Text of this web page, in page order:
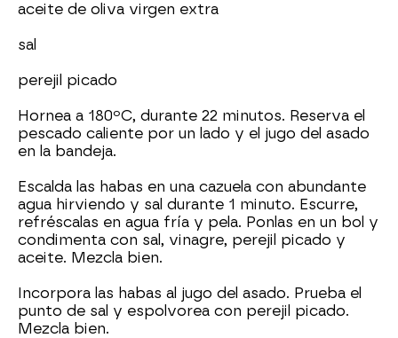
aceite de oliva virgen extra
sal
perejil picado
Hornea a 180ºC, durante 22 minutos. Reserva el
pescado caliente por un lado y el jugo del asado
en la bandeja.
Escalda las habas en una cazuela con abundante
agua hirviendo y sal durante 1 minuto. Escurre,
refréscalas en agua fría y pela. Ponlas en un bol y
condimenta con sal, vinagre, perejil picado y
aceite. Mezcla bien.
Incorpora las habas al jugo del asado. Prueba el
punto de sal y espolvorea con perejil picado.
Mezcla bien.